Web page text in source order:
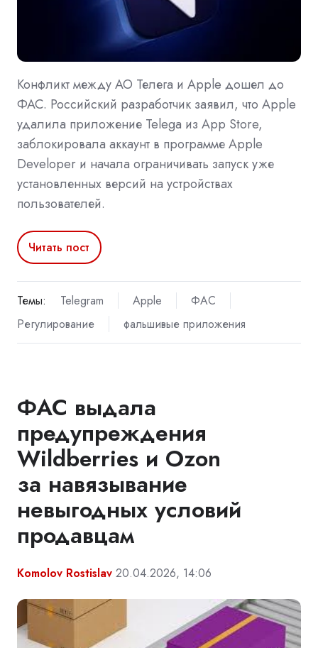
Конфликт между АО Телега и Apple дошел до
ФАС. Российский разработчик заявил, что Apple
удалила приложение Telega из App Store,
заблокировала аккаунт в программе Apple
Developer и начала ограничивать запуск уже
установленных версий на устройствах
пользователей.
Читать пост
Темы: Telegram Apple
ФАС
Регулирование
фальшивые приложения
ФАС выдала
предупреждения
Wildberries и Ozon
за навязывание
невыгодных условий
продавцам
Komolov Rostislav 20.04.2026, 14:06